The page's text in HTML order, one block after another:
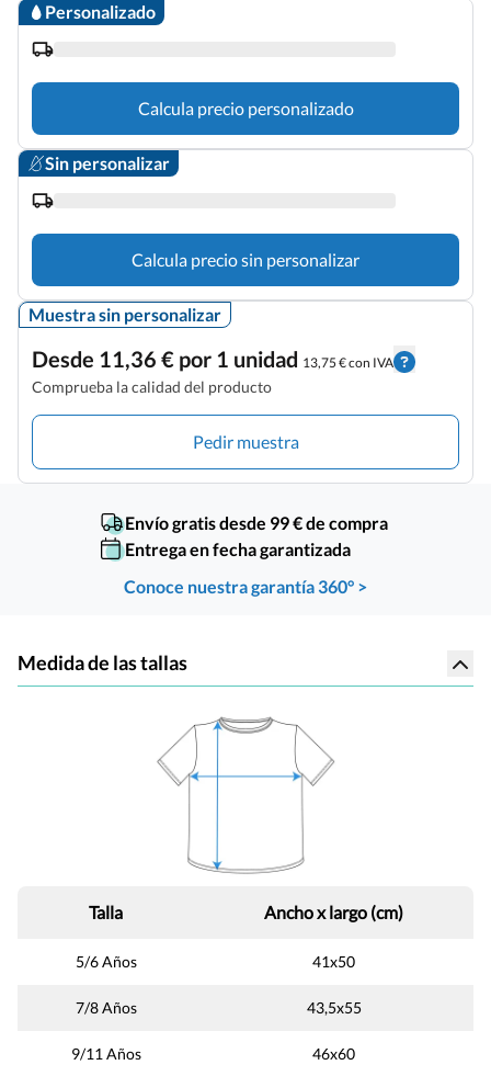
Personalizado
Calcula precio personalizado
Sin personalizar
Calcula precio sin personalizar
Muestra sin personalizar
Desde 11,36 € por 1 unidad 13,75 € con IVA
Comprueba la calidad del producto
Pedir muestra
Envío gratis desde 99 € de compra
Entrega en fecha garantizada
Conoce nuestra garantía 360° >
Medida de las tallas
Talla Ancho x largo (cm)
5/6 Años 41x50
7/8 Años 43,5x55
9/11 Años 46x60